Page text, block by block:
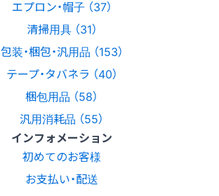
エプロン・帽子 （37）
清掃用具 （31）
包装・梱包・汎用品 （153）
テープ・タバネラ （40）
梱包用品 （58）
汎用消耗品 （55）
インフォメーション
初めてのお客様
お支払い・配送